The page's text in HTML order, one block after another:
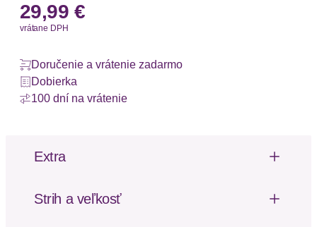
29,99 €
vrátane DPH
Doručenie a vrátenie zadarmo
Dobierka
100 dní na vrátenie
Extra
Vzor potlačený po celej ploche
Strih a veľkosť